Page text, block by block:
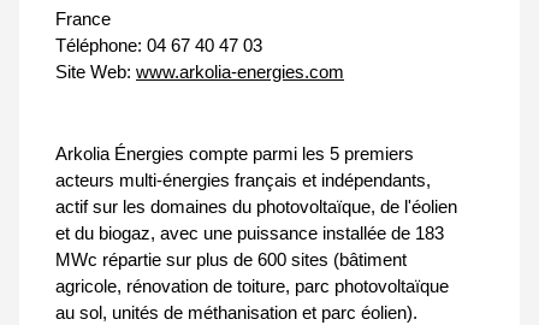
France
Téléphone: 04 67 40 47 03
Site Web: www.arkolia-energies.com
Arkolia Énergies compte parmi les 5 premiers
acteurs multi-énergies français et indépendants,
actif sur les domaines du photovoltaïque, de l'éolien
et du biogaz, avec une puissance installée de 183
MWc répartie sur plus de 600 sites (bâtiment
agricole, rénovation de toiture, parc photovoltaïque
au sol, unités de méthanisation et parc éolien).